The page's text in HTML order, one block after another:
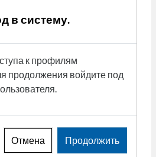
в систему.
к профилям
продолжения войдите под
Отмена Продолжить